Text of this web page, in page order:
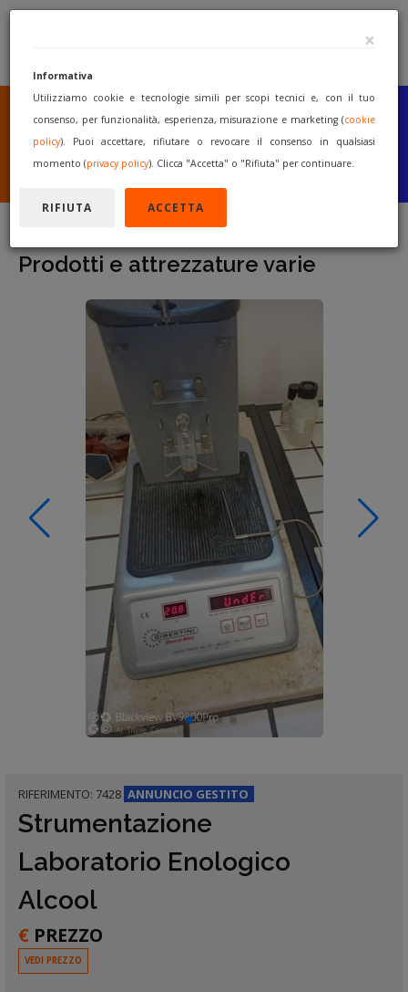
SEI UN COSTRUTTORE
O UN RIVENDITORE?
PUBBLICA GRATUITAMENTE
I TUOI MACCHINARI
INIZIA A VENDERE
Prodotti e attrezzature varie
RIFERIMENTO: 7428 ANNUNCIO GESTITO
Strumentazione
Laboratorio Enologico
Alcool
€ PREZZO
VEDI PREZZO
×
Informativa
Utilizziamo cookie e tecnologie simili per scopi tecnici e, con il tuo
consenso, per funzionalità, esperienza, misurazione e marketing (cookie
policy). Puoi accettare, rifiutare o revocare il consenso in qualsiasi
momento (privacy policy). Clicca "Accetta" o "Rifiuta" per continuare.
RIFIUTA ACCETTA